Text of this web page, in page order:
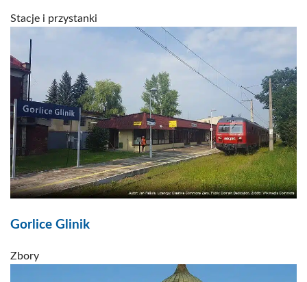
Stacje i przystanki
Gorlice Glinik
Zbory